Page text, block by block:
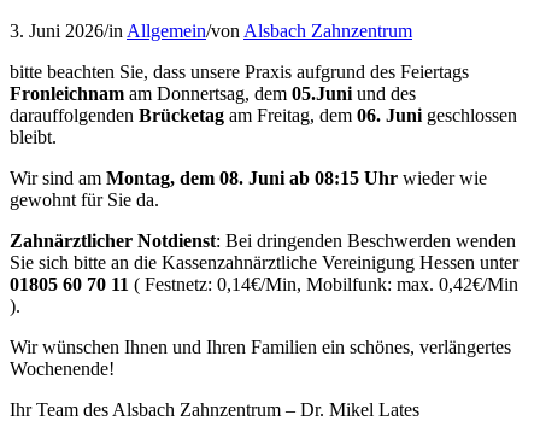
3. Juni 2026/in Allgemein/von Alsbach Zahnzentrum
bitte beachten Sie, dass unsere Praxis aufgrund des Feiertags
Fronleichnam am Donnertsag, dem 05.Juni und des
darauffolgenden Brücketag am Freitag, dem 06. Juni geschlossen
bleibt.
Wir sind am Montag, dem 08. Juni ab 08:15 Uhr wieder wie
gewohnt für Sie da.
Zahnärztlicher Notdienst: Bei dringenden Beschwerden wenden
Sie sich bitte an die Kassenzahnärztliche Vereinigung Hessen unter
01805 60 70 11 ( Festnetz: 0,14€/Min, Mobilfunk: max. 0,42€/Min
).
Wir wünschen Ihnen und Ihren Familien ein schönes, verlängertes
Wochenende!
Ihr Team des Alsbach Zahnzentrum – Dr. Mikel Lates